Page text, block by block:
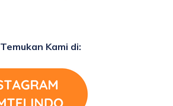
Temukan Kami di: